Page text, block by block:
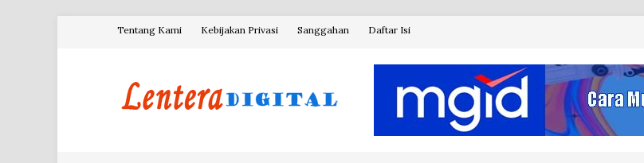
Tentang Kami Kebijakan Privasi Sanggahan Daftar Isi